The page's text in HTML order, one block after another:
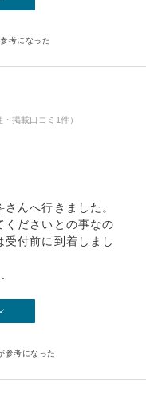
考になった
掲載口コミ1件）
んへ行きました。
くださいとの事なの
付前に到着しまし
参考になった